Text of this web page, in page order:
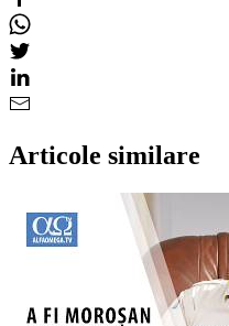
Articole similare